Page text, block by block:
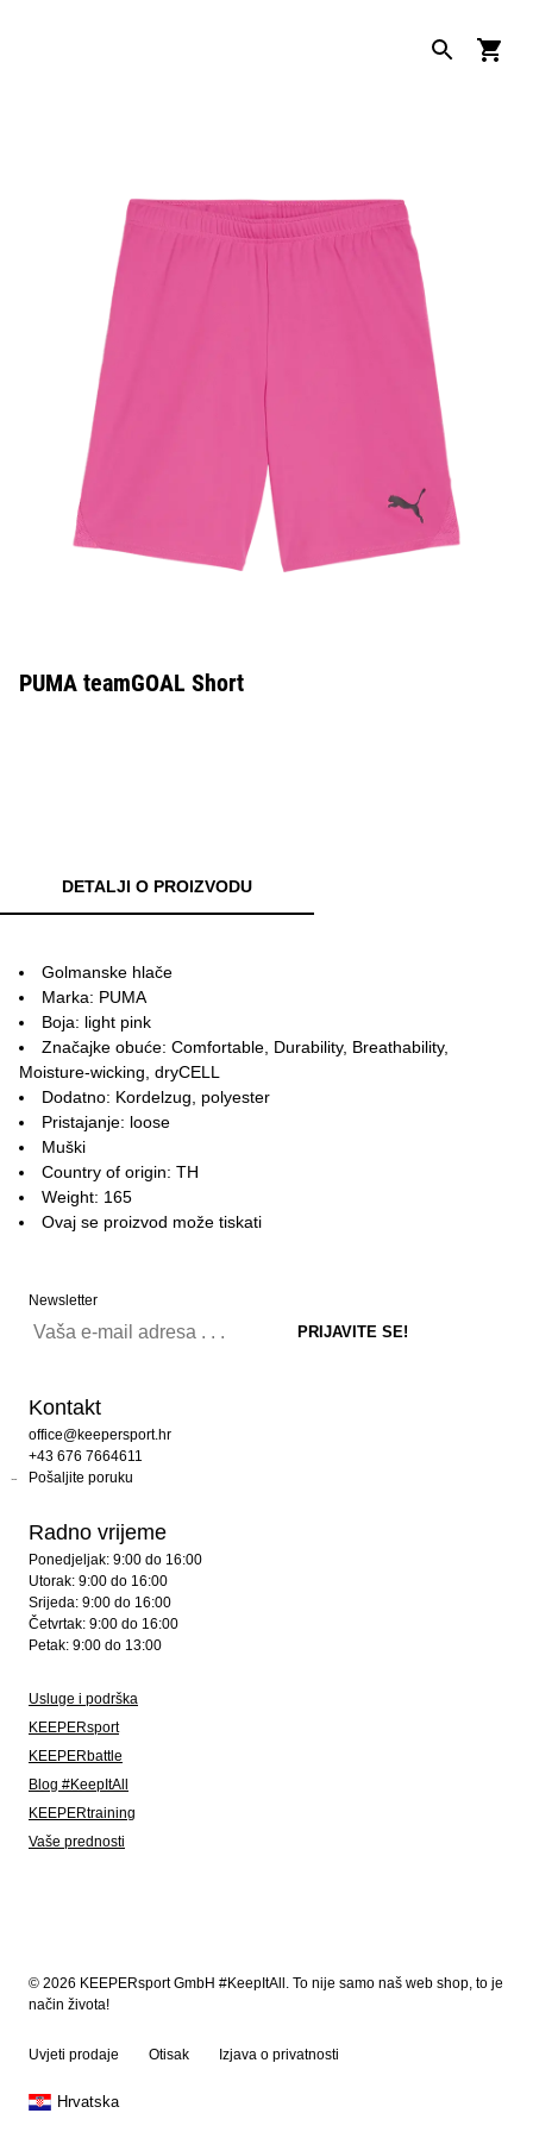
PUMA teamGOAL Short
DETALJI O PROIZVODU
Golmanske hlače
Marka: PUMA
Boja: light pink
Značajke obuće: Comfortable, Durability, Breathability,
Moisture-wicking, dryCELL
Dodatno: Kordelzug, polyester
Pristajanje: loose
Muški
Country of origin: TH
Weight: 165
Ovaj se proizvod može tiskati
Newsletter
Kontakt
office@keepersport.hr
+43 676 7664611
Pošaljite poruku
Radno vrijeme
Ponedjeljak: 9:00 do 16:00
Utorak: 9:00 do 16:00
Srijeda: 9:00 do 16:00
Četvrtak: 9:00 do 16:00
Petak: 9:00 do 13:00
Usluge i podrška
KEEPERsport
KEEPERbattle
Blog #KeepItAll
KEEPERtraining
Vaše prednosti
© 2026 KEEPERsport GmbH #KeepItAll. To nije samo naš web shop, to je
način života!
Uvjeti prodaje Otisak Izjava o privatnosti
Hrvatska